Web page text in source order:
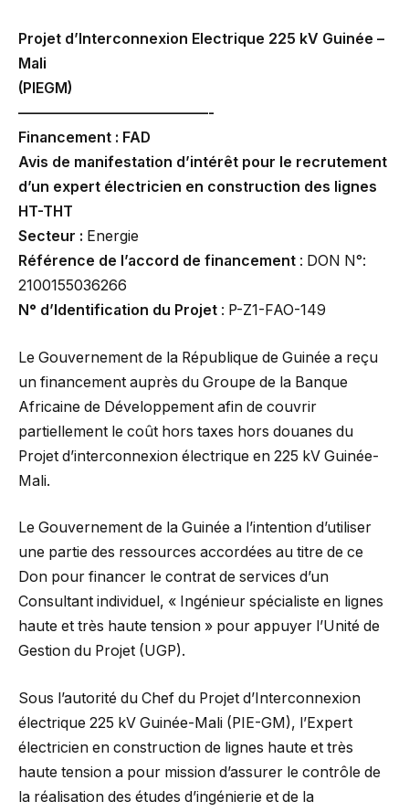
Projet d’Interconnexion Electrique 225 kV Guinée –
Mali
(PIEGM)
—————————————-
Financement : FAD
Avis de manifestation d’intérêt pour le recrutement
d’un expert électricien en construction des lignes
HT-THT
Secteur : Energie
Référence de l’accord de financement : DON N°:
2100155036266
N° d’Identification du Projet : P-Z1-FAO-149
Le Gouvernement de la République de Guinée a reçu
un financement auprès du Groupe de la Banque
Africaine de Développement afin de couvrir
partiellement le coût hors taxes hors douanes du
Projet d’interconnexion électrique en 225 kV Guinée-
Mali.
Le Gouvernement de la Guinée a l’intention d’utiliser
une partie des ressources accordées au titre de ce
Don pour financer le contrat de services d’un
Consultant individuel, « Ingénieur spécialiste en lignes
haute et très haute tension » pour appuyer l’Unité de
Gestion du Projet (UGP).
Sous l’autorité du Chef du Projet d’Interconnexion
électrique 225 kV Guinée-Mali (PIE-GM), l’Expert
électricien en construction de lignes haute et très
haute tension a pour mission d’assurer le contrôle de
la réalisation des études d’ingénierie et de la